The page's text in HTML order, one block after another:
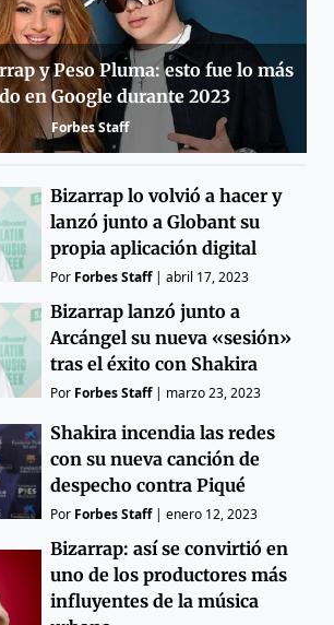
y Peso Pluma: esto fue lo más
en Google durante 2023
Forbes Staff
Bizarrap lo volvió a hacer y
lanzó junto a Globant su
propia aplicación digital
Por Forbes Staff|abril 17, 2023
Bizarrap lanzó junto a
Arcángel su nueva «sesión»
tras el éxito con Shakira
Por Forbes Staff| marzo 23, 2023
Shakira incendia las redes
con su nueva canción de
despecho contra Piqué
Por Forbes Staff|enero 12, 2023
Bizarrap: así se convirtió en
uno de los productores más
influyentes de la música